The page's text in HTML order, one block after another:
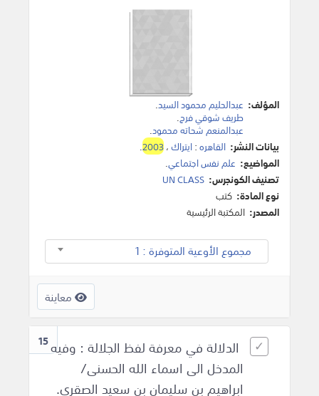
المؤلف: عبدالحليم محمود السيد.
طريف شوقي فرج.
عبدالمنعم شحاته محمود.
بيانات النشر: القاهره:ايتراك،2003
.
المواضيع: علم نفس اجتماعي.
تصنيف الكونجرس: UN CLASS
نوع المادة: كتب
المصدر: المكتبة الرئيسية
مجموع الأوعية المتوفرة : 1
معاينة
15الدلالة في معرفة لفظ الجلالة : وفيه
المدخل الى اسماء الله الحسنى/
ابراهيم بن سليمان بن سعيد الصقري.